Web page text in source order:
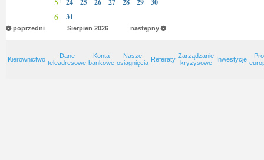
24 25 26 27 28 29 30
6 31
poprzedni następny
Sierpien 2026
Kierownictwo
Dane
teleadresowe
Konta
bankowe
Nasze
osiagnięcia Referaty Zarządzanie
kryzysowe
Inwestycje